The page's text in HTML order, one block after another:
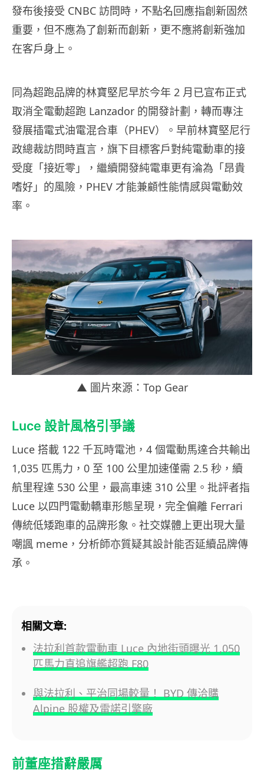
發布後接受 CNBC 訪問時，不點名回應指創新固然
重要，但不應為了創新而創新，更不應將創新強加
在客戶身上。
同為超跑品牌的林寶堅尼早於今年 2 月已宣布正式
取消全電動超跑 Lanzador 的開發計劃，轉而專注
發展插電式油電混合車（PHEV）。早前林寶堅尼行
政總裁訪問時直言，旗下目標客戶對純電動車的接
受度「接近零」，繼續開發純電車更有淪為「昂貴
嗜好」的風險，PHEV 才能兼顧性能情感與電動效
率。
▲ 圖片來源：Top Gear
Luce 設計風格引爭議
Luce 搭載 122 千瓦時電池，4 個電動馬達合共輸出
1,035 匹馬力，0 至 100 公里加速僅需 2.5 秒，續
航里程達 530 公里，最高車速 310 公里。批評者指
Luce 以四門電動轎車形態呈現，完全偏離 Ferrari
傳統低矮跑車的品牌形象。社交媒體上更出現大量
嘲諷 meme，分析師亦質疑其設計能否延續品牌傳
承。
相關文章:
法拉利首款電動車 Luce 內地街頭曝光 1,050
匹馬力直追旗艦超跑 F80
與法拉利、平治同場較量！ BYD 傳洽購
Alpine 股權及雷諾引擎廠
前董座措辭嚴厲